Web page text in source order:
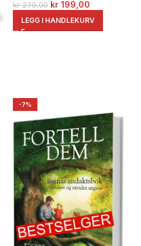
kr279,00 kr 199,00
LEGG I HANDLEKURV
-7%